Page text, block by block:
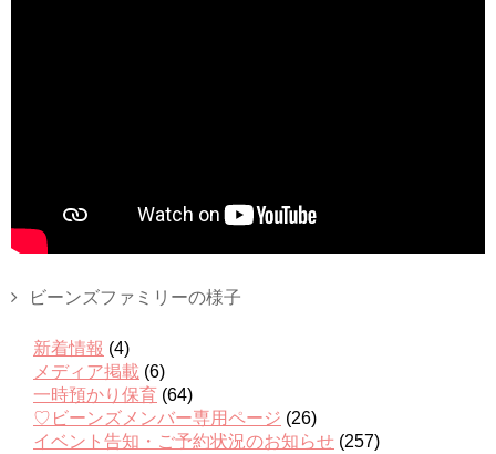
ビーンズファミリーの様子
新着情報 (4)
メディア掲載 (6)
一時預かり保育 (64)
♡ビーンズメンバー専用ページ (26)
イベント告知・ご予約状況のお知らせ (257)